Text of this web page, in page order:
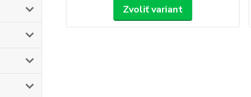
Zvoliť variant